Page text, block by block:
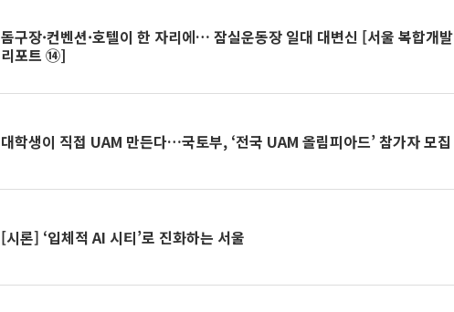
돔구장·컨벤션·호텔이 한 자리에… 잠실운동장 일대 대변신 [서울 복합개발
리포트 ⑭]
대학생이 직접 UAM 만든다…국토부, ‘전국 UAM 올림피아드’ 참가자 모집
[시론] ‘입체적 AI 시티’로 진화하는 서울